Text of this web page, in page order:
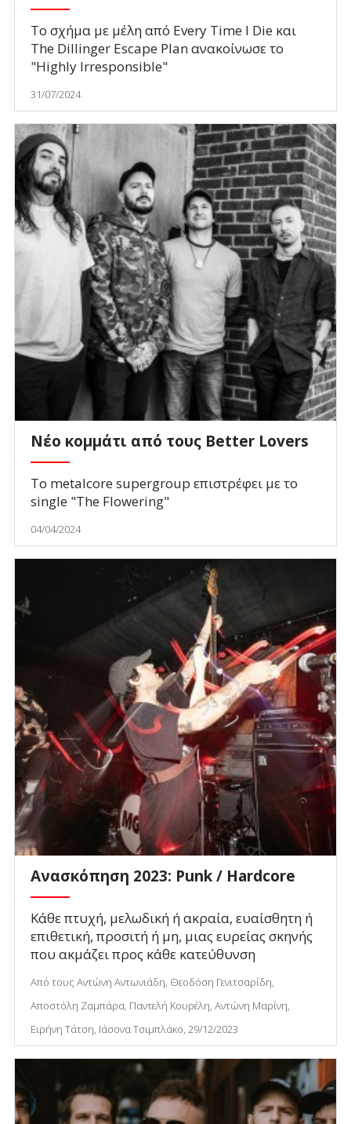
Το σχήμα με μέλη από Every Time I Die και
The Dillinger Escape Plan ανακοίνωσε το
"Highly Irresponsible"
31/07/2024
Νέο κομμάτι από τους Better Lovers
Το metalcore supergroup επιστρέφει με το
single "The Flowering"
04/04/2024
Ανασκόπηση 2023: Punk / Hardcore
Κάθε πτυχή, μελωδική ή ακραία, ευαίσθητη ή
επιθετική, προσιτή ή μη, μιας ευρείας σκηνής
που ακμάζει προς κάθε κατεύθυνση
Από τους Αντώνη Αντωνιάδη, Θεοδόση Γενιτσαρίδη,
Αποστόλη Ζαμπάρα, Παντελή Κουρέλη, Αντώνη Μαρίνη,
Ειρήνη Τάτση, Ιάσονα Τσιμπλάκο, 29/12/2023